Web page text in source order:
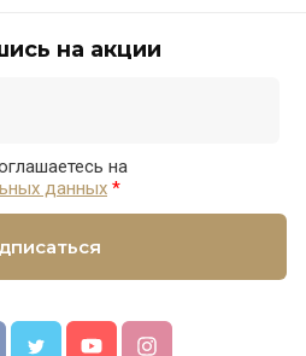
на акции
на
данных *